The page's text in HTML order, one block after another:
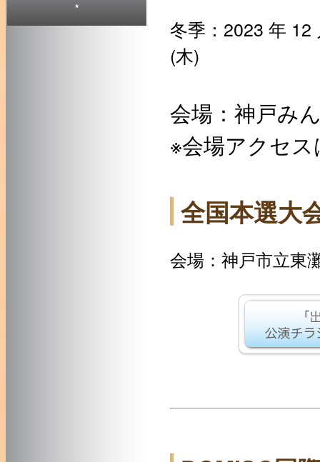
*
冬季：2023 年 12
(木)
会場：神戸み
※会場アクセス
全国本選大
会場：神戸市立東